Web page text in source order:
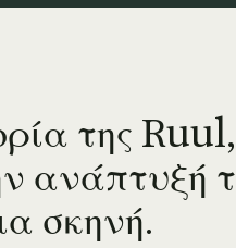
της
ανάπτυξή
σκηνή.